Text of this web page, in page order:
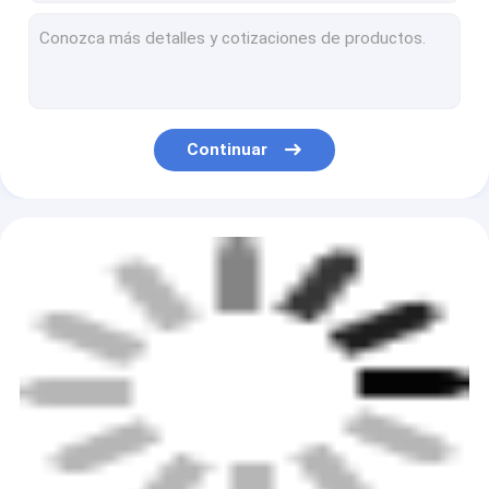
Máquinas móviles del fabricante de ladrillo de la instalación de producción del bloque de cemento para el bloque de pavimentación sólido hueco
Pavimentadora hueco del bloque que hace máquina la máquina del bloqueo concreto
Bloque hueco del cemento que hace máquina la máquina de fabricación de ladrillo concreta
Mosca automática libre Ash Concrete del bloque QT18-25 de las plataformas hidráulicas de la máquina
Precio bajo de la pequeña del huevo de la capa máquina del bloque
Continuar